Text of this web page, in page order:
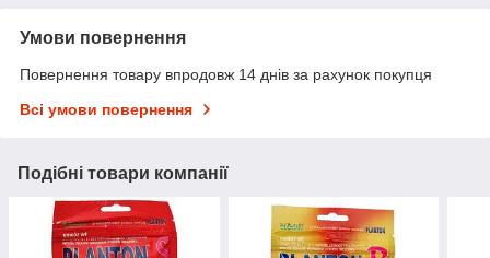
Умови повернення
Повернення товару впродовж 14 днів за рахунок покупця
Всі умови повернення
Подібні товари компанії